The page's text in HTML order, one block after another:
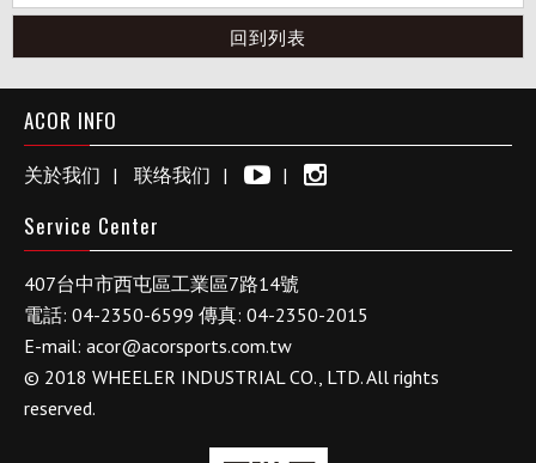
回到列表
ACOR INFO
关於我们 联络我们
Service Center
407台中市西屯區工業區7路14號
電話: 04-2350-6599 傳真: 04-2350-2015
E-mail: acor@acorsports.com.tw
© 2018 WHEELER INDUSTRIAL CO., LTD. All rights
reserved.